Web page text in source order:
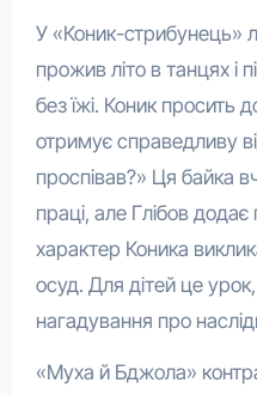
У «Коник-стрибунець»
прожив літо в танцях і
без їжі. Коник
отримує справедливу
проспівав?» Ця байка
праці, але Глібов
характер Коника
осуд. Для дітей це
нагадування про
«Муха й Бджола»